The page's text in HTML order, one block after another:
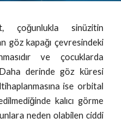
çoğunlukla sinüzitin
göz kapağı çevresindeki
ve çocuklarda
derinde göz küresi
ise orbital
kalıcı görme
neden olabilen ciddi